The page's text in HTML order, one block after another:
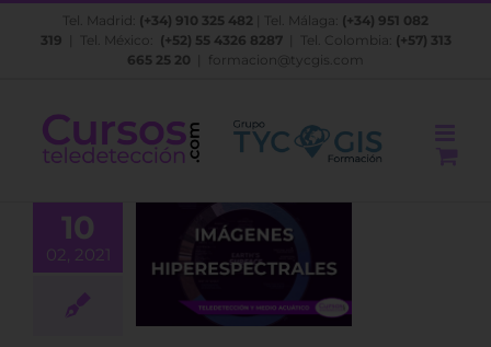
Saltar
Tel. Madrid: (+34) 910 325 482 | Tel. Málaga: (+34) 951 082
319 | Tel. México: (+52) 55 4326 8287| Tel. Colombia: (+57) 313
665 25 20
formacion@tycgis.com
10
02, 2021